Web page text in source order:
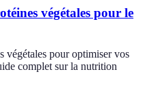
végétales pour le
végétales pour optimiser vos
complet sur la nutrition